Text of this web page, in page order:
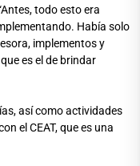
todo esto era
Había solo
implementos y
es el de brindar
así como actividades
el CEAT, que es una